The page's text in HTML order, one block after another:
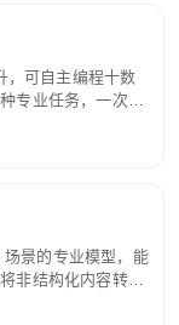
，可自主编程十数
专业任务，一次对
、执行与验证全流
任务中自主规划与
景的专业模型，能
非结构化内容转换